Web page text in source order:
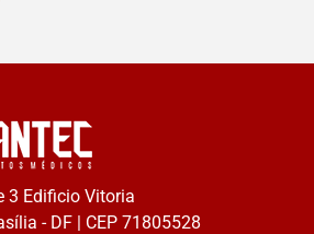
3 Edificio Vitoria
- DF | CEP 71805528